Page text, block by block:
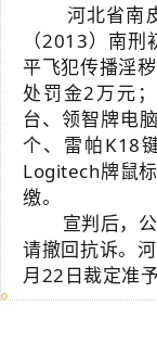
河北省南皮
（2013）南
平飞犯传播淫
处罚金2万元
台、领智牌电
个、雷帕K18
Logitech牌鼠
缴。
宣判后，公
请撤回抗诉。
月22日裁定准